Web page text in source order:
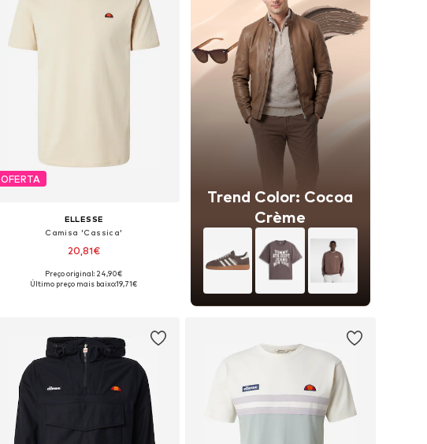
OFERTA
ELLESSE
Camisa 'Cassica'
20,81€
+4
Tamanhos disponíveis: S, M, L, XXL
Preço original: 24,90€
Último preço mais baixo:19,71€
Trend Color: Cocoa
Crème